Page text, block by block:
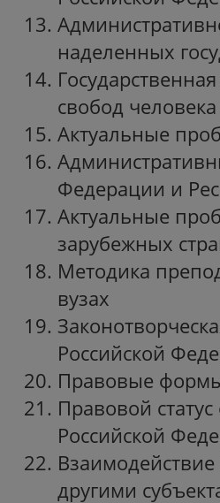
наделенных
свобод
Актуальные
Федерации и
Актуальные
зарубежных
Методика
вузах
Российской
Правовые формы
Правовой
Российской
другими